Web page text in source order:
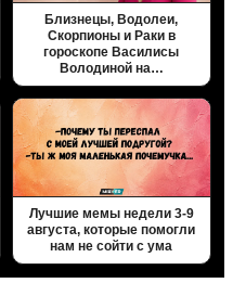
Близнецы, Водолеи,
Скорпионы и Раки в
гороскопе Василисы
Володиной на…
Лучшие мемы недели 3-9
августа, которые помогли
нам не сойти с ума